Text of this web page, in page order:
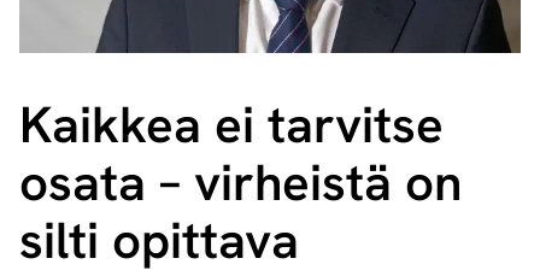
Kaikkea ei tarvitse
osata – virheistä on
silti opittava